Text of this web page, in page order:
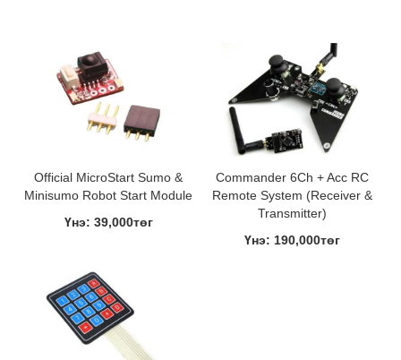
Official MicroStart Sumo &
Minisumo Robot Start Module
Үнэ: 39,000төг
Commander 6Ch + Acc RC
Remote System (Receiver &
Transmitter)
Үнэ: 190,000төг